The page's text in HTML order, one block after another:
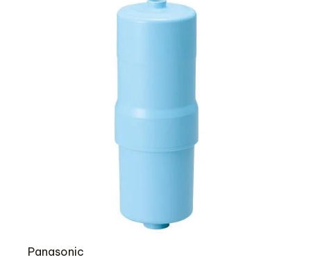
Panasonic